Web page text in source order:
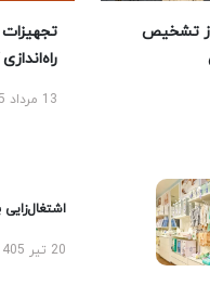
تشخیص
تجهیزات
13 مرداد 1405
اشتغال‌زایی
20 تیر 1405